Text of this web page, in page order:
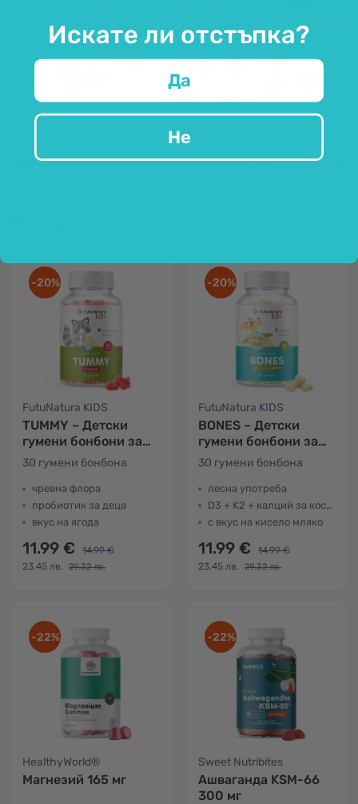
-20%
FutuNatura KIDS
TUMMY – Детски
гумени бонбони за
храносмилане
30 гумени бонбона
чревна флора
пробиотик за деца
вкус на ягода
11.99 €
14.99 €
23.45 лв.
29.32 лв.
-20%
FutuNatura KIDS
BONES – Детски
гумени бонбони за
костите
30 гумени бонбона
лесна употреба
D3 + K2 + калций за костите
с вкус на кисело мляко
11.99 €
14.99 €
23.45 лв.
29.32 лв.
-22%
HealthyWorld®
Магнезий 165 мг
-22%
Sweet Nutribites
Ашваганда KSM-66
300 мг
Искате ли отстъпка?
Да
Не